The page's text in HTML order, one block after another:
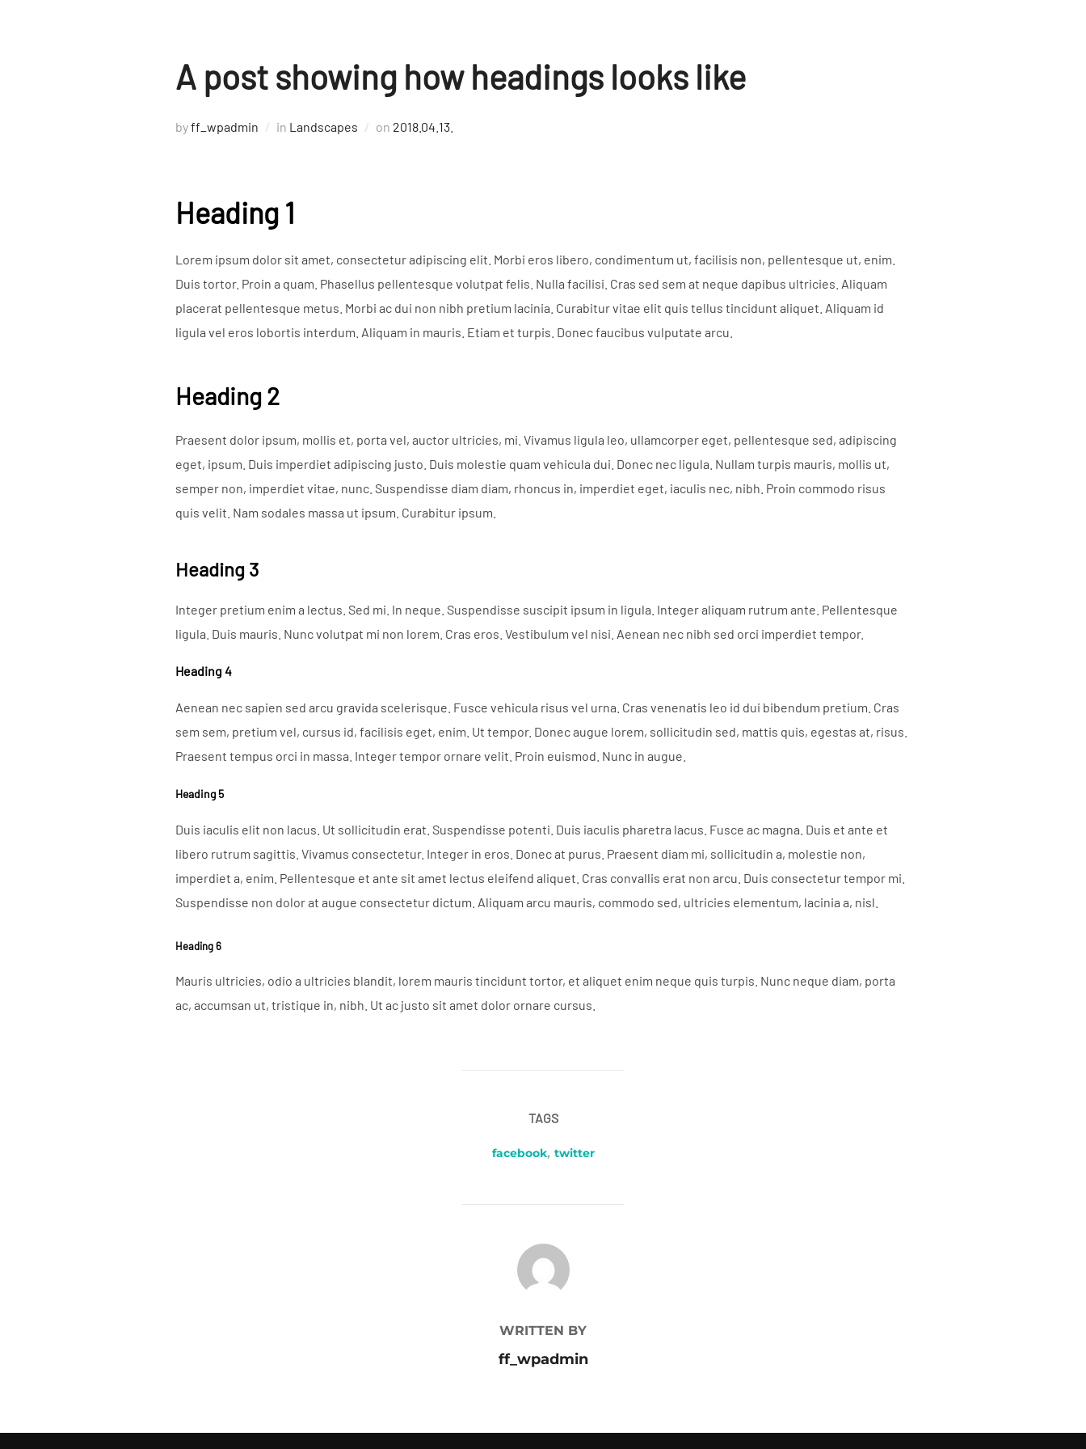
A post showing how headings looks like
byff_wpadmin in Landscapes on Posted
2018.04.13.
Heading 1
Lorem ipsum dolor sit amet, consectetur adipiscing elit. Morbi eros libero, condimentum ut, facilisis non, pellentesque ut, enim.
Duis tortor. Proin a quam. Phasellus pellentesque volutpat felis. Nulla facilisi. Cras sed sem at neque dapibus ultricies. Aliquam
placerat pellentesque metus. Morbi ac dui non nibh pretium lacinia. Curabitur vitae elit quis tellus tincidunt aliquet. Aliquam id
ligula vel eros lobortis interdum. Aliquam in mauris. Etiam et turpis. Donec faucibus vulputate arcu.
Heading 2
Praesent dolor ipsum, mollis et, porta vel, auctor ultricies, mi. Vivamus ligula leo, ullamcorper eget, pellentesque sed, adipiscing
eget, ipsum. Duis imperdiet adipiscing justo. Duis molestie quam vehicula dui. Donec nec ligula. Nullam turpis mauris, mollis ut,
semper non, imperdiet vitae, nunc. Suspendisse diam diam, rhoncus in, imperdiet eget, iaculis nec, nibh. Proin commodo risus
quis velit. Nam sodales massa ut ipsum. Curabitur ipsum.
Heading 3
Integer pretium enim a lectus. Sed mi. In neque. Suspendisse suscipit ipsum in ligula. Integer aliquam rutrum ante. Pellentesque
ligula. Duis mauris. Nunc volutpat mi non lorem. Cras eros. Vestibulum vel nisi. Aenean nec nibh sed orci imperdiet tempor.
Heading 4
Aenean nec sapien sed arcu gravida scelerisque. Fusce vehicula risus vel urna. Cras venenatis leo id dui bibendum pretium. Cras
sem sem, pretium vel, cursus id, facilisis eget, enim. Ut tempor. Donec augue lorem, sollicitudin sed, mattis quis, egestas at, risus.
Praesent tempus orci in massa. Integer tempor ornare velit. Proin euismod. Nunc in augue.
Heading 5
Duis iaculis elit non lacus. Ut sollicitudin erat. Suspendisse potenti. Duis iaculis pharetra lacus. Fusce ac magna. Duis et ante et
libero rutrum sagittis. Vivamus consectetur. Integer in eros. Donec at purus. Praesent diam mi, sollicitudin a, molestie non,
imperdiet a, enim. Pellentesque et ante sit amet lectus eleifend aliquet. Cras convallis erat non arcu. Duis consectetur tempor mi.
Suspendisse non dolor at augue consectetur dictum. Aliquam arcu mauris, commodo sed, ultricies elementum, lacinia a, nisl.
Heading 6
Mauris ultricies, odio a ultricies blandit, lorem mauris tincidunt tortor, et aliquet enim neque quis turpis. Nunc neque diam, porta
ac, accumsan ut, tristique in, nibh. Ut ac justo sit amet dolor ornare cursus.
TAGS
facebook, twitter
POST AUTHOR
WRITTEN BY
ff_wpadmin